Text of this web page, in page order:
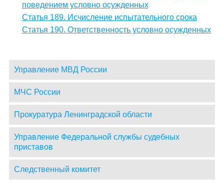
поведением условно осужденных
Статья 189. Исчисление испытательного срока
Статья 190. Ответственность условно осужденных
Управление МВД России
МЧС России
Прокуратура Ленинградской области
Управление Федеральной службы судебных
приставов
Следственный комитет